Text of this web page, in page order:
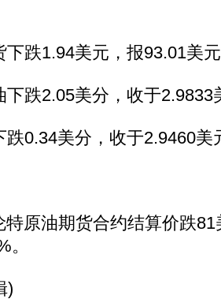
跌1.94美元，报93.01美
跌2.05美分，收于2.9833
0.34美分，收于2.9460美
油期货合约结算价跌81
)